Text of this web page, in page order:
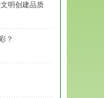
明创建品质
？